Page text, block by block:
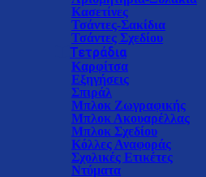
Κασετίνες
Τσάντες-Σακίδια
Τσάντες Σχεδίου
Τετράδια
Καρφίτσα
Εξηγήσεις
Σπιράλ
Μπλοκ Ζωγραφικής
Μπλοκ Ακουαρέλλας
Μπλοκ Σχεδίου
Κόλλες Αναφοράς
Σχολικές Ετικέτες
Ντύματα